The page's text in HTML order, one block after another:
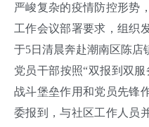
严峻复杂的疫情防控形势
工作会议部署要求，组织
于5日清晨奔赴潮南区陈店
党员干部按照“双报到双
战斗堡垒作用和党员先锋
委报到，与社区工作人员